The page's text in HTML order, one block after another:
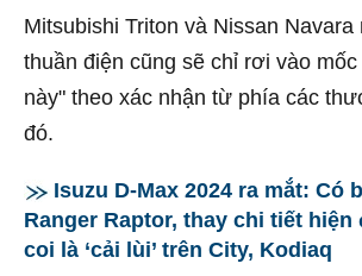
Mitsubishi Triton và Nissan Navara
thuần điện cũng sẽ chỉ rơi vào
này" theo xác nhận từ phía các
đó.
Isuzu D-Max 2024 ra mắt: Có
Ranger Raptor, thay chi tiết
coi là ‘cải lùi’ trên City, Kodiaq